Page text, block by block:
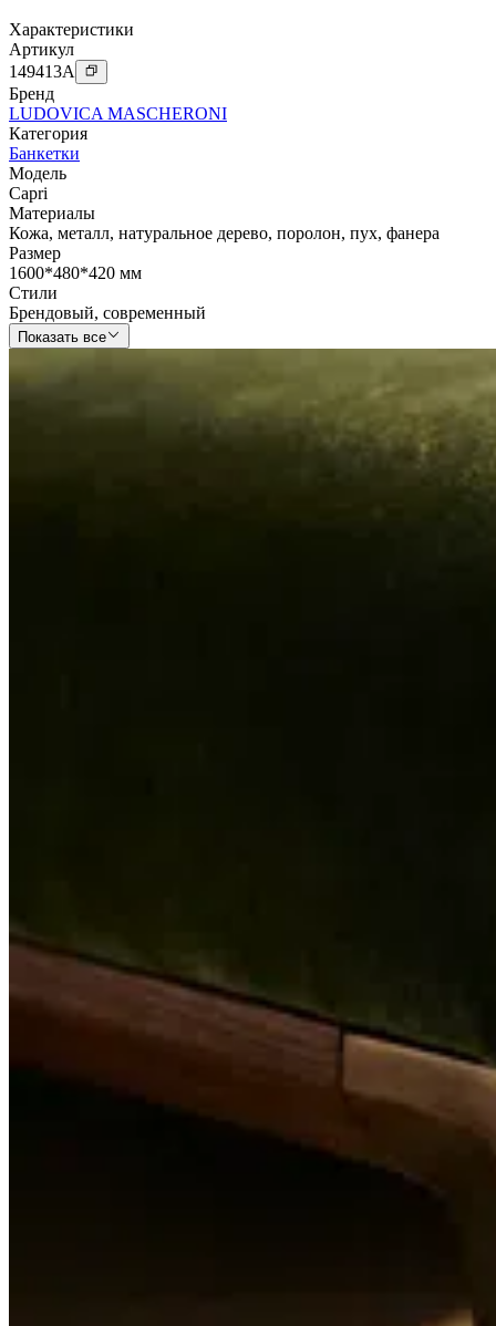
Характеристики
Артикул
149413A
Бренд
LUDOVICA MASCHERONI
Категория
Банкетки
Модель
Capri
Материалы
Кожа, металл, натуральное дерево, поролон, пух, фанера
Размер
1600*480*420 мм
Стили
Брендовый, современный
Показать все